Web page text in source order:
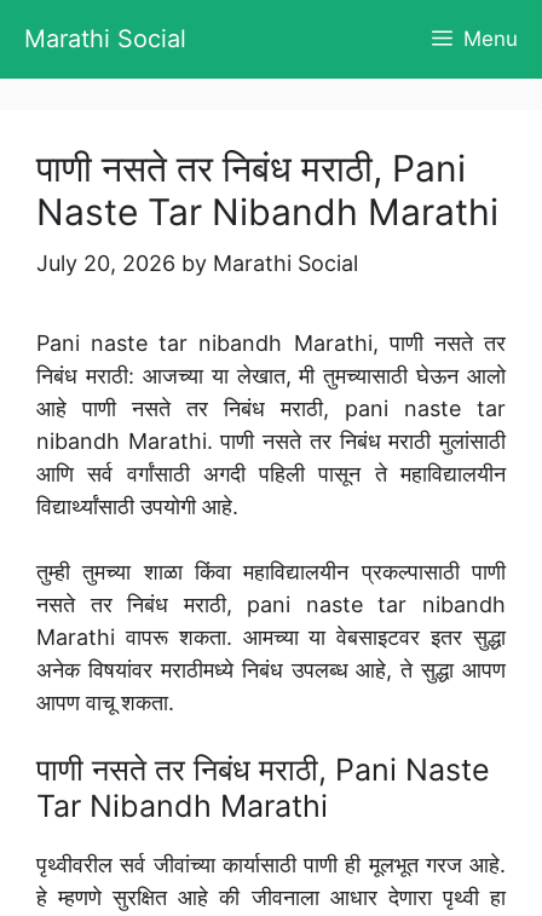
content
Marathi Social Menu
पाणी नसते तर निबंध मराठी, Pani
Naste Tar Nibandh Marathi
July 20, 2026 by Marathi Social
Pani naste tar nibandh Marathi, पाणी नसते तर
निबंध मराठी: आजच्या या लेखात, मी तुमच्यासाठी घेऊन आलो
आहे पाणी नसते तर निबंध मराठी, pani naste tar
nibandh Marathi. पाणी नसते तर निबंध मराठी मुलांसाठी
आणि सर्व वर्गांसाठी अगदी पहिली पासून ते महाविद्यालयीन
विद्यार्थ्यांसाठी उपयोगी आहे.
तुम्ही तुमच्या शाळा किंवा महाविद्यालयीन प्रकल्पासाठी पाणी
नसते तर निबंध मराठी, pani naste tar nibandh
Marathi वापरू शकता. आमच्या या वेबसाइटवर इतर सुद्धा
अनेक विषयांवर मराठीमध्ये निबंध उपलब्ध आहे, ते सुद्धा आपण
आपण वाचू शकता.
पाणी नसते तर निबंध मराठी, Pani Naste
Tar Nibandh Marathi
पृथ्वीवरील सर्व जीवांच्या कार्यासाठी पाणी ही मूलभूत गरज आहे.
हे म्हणणे सुरक्षित आहे की जीवनाला आधार देणारा पृथ्वी हा